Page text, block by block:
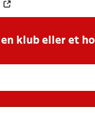
en klub eller et